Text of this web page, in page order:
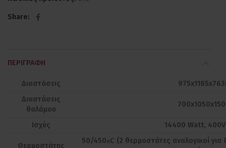
Share
ΠΕΡΙΓΡΑΦΉ
Διαστάσεις
Διαστάσεις
θαλάμου
Ισχύς 14400 Watt,
Θερμοστάτης
50/450οC (2 θερμοστάτες αναλογικοί